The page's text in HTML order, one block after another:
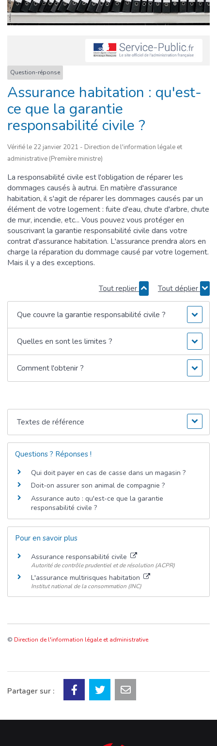
Question-réponse
Assurance habitation : qu'est-
ce que la garantie
responsabilité civile ?
Vérifié le 22 janvier 2021 - Direction de l'information légale et
administrative (Première ministre)
La responsabilité civile est l'obligation de réparer les
dommages causés à autrui. En matière d'assurance
habitation, il s'agit de réparer les dommages causés par un
élément de votre logement : fuite d'eau, chute d'arbre, chute
de mur, incendie, etc... Vous pouvez vous protéger en
souscrivant la garantie responsabilité civile dans votre
contrat d'assurance habitation. L'assurance prendra alors en
charge la réparation du dommage causé par votre logement.
Mais il y a des exceptions.
Tout replier Tout déplier
Que couvre la garantie responsabilité civile ?
Quelles en sont les limites ?
Comment l'obtenir ?
Textes de référence
Questions ? Réponses !
Qui doit payer en cas de casse dans un magasin ?
Doit-on assurer son animal de compagnie ?
Assurance auto : qu'est-ce que la garantie
responsabilité civile ?
Pour en savoir plus
Assurance responsabilité civile
Autorité de contrôle prudentiel et de résolution (ACPR)
L'assurance multirisques habitation
Institut national de la consommation (INC)
© Direction de l'information légale et administrative
Partager sur :